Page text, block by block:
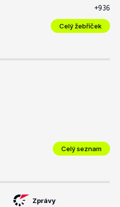
+936
Celý žebříček
Celý seznam
Zprávy